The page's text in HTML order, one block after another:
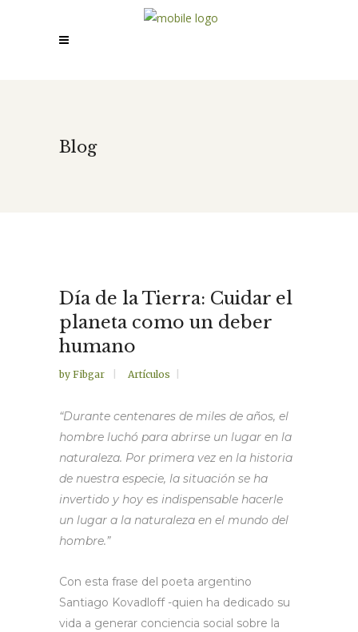
Blog
Día de la Tierra: Cuidar el
planeta como un deber
humano
by Fibgar Artículos
“Durante centenares de miles de años, el
hombre luchó para abrirse un lugar en la
naturaleza. Por primera vez en la historia
de nuestra especie, la situación se ha
invertido y hoy es indispensable hacerle
un lugar a la naturaleza en el mundo del
hombre.”
Con esta frase del poeta argentino
Santiago Kovadloff -quien ha dedicado su
vida a generar conciencia social sobre la